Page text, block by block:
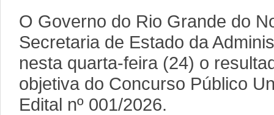
O Governo do Rio Grande do
Secretaria de Estado da
nesta quarta-feira (24) o
objetiva do Concurso Público
Edital nº 001/2026.